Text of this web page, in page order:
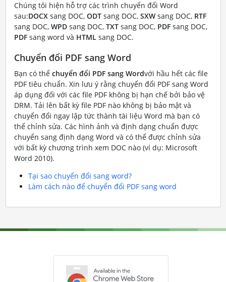
Chúng tôi hiện hỗ trợ các trình chuyển đổi Word
sau:DOCXsang DOC, ODTsang DOC, SXWsang DOC, RTF
sang DOC, WPDsang DOC, TXTsang DOC, PDFsang DOC,
PDFsang word và HTMLsang DOC.
Chuyển đổi PDF sang Word
Bạn có thể chuyển đổi PDF sang Wordvới hầu hết các file
PDF tiêu chuẩn. Xin lưu ý rằng chuyển đổi PDF sang Word
áp dụng đối với các file PDF không bị hạn chế bởi bảo vệ
DRM. Tải lên bất kỳ file PDF nào không bị bảo mật và
chuyển đổi ngay lập tức thành tài liệu Word mà bạn có
thể chỉnh sửa. Các hình ảnh và định dạng chuẩn được
chuyển sang định dạng Word và có thể được chỉnh sửa
với bất kỳ chương trình xem DOC nào (ví dụ: Microsoft
Word 2010).
Tại sao chuyển đổi sang word?
Làm cách nào để chuyển đổi PDF sang word